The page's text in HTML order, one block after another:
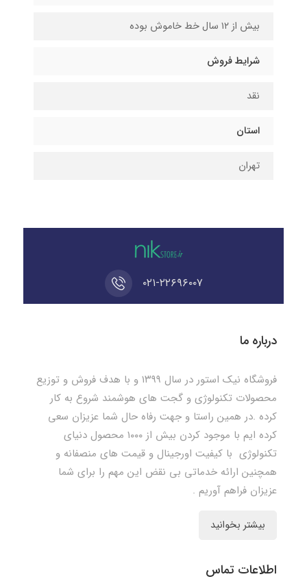
بیش از ۱۲ سال خط خاموش بوده
شرایط فروش
نقد
استان
تهران
۰۲۱-۲۲۶۹۶۰۰۷
درباره ما
فروشگاه نیک استور در سال ۱۳۹۹ و با هدف فروش و توزیع
محصولات تکنولوژی و گجت های هوشمند شروع به کار
کرده .در همین راستا و جهت رفاه حال شما عزیزان سعی
کرده ایم با موجود کردن بیش از ۱۰۰۰ محصول دنیای
تکنولوژی با کیفیت اورجینال و قیمت های منصفانه و
همچنین ارائه خدماتی بی نقض این مهم را برای شما
عزیزان فراهم آوریم .
بیشتر بخوانید
اطلاعات تماس